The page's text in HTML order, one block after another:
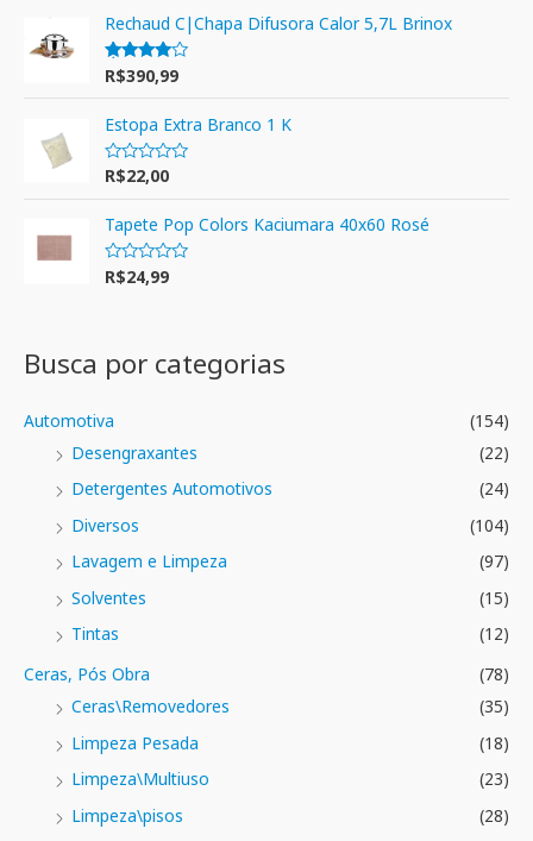
Rechaud C|Chapa Difusora Calor 5,7L Brinox
Avaliação
4.00
de 5
R$390,99
Estopa Extra Branco 1 K
A
l
i
a
ã
5
R$22,00
Tapete Pop Colors Kaciumara 40x60 Rosé
A
ç
ã
d
5
R$24,99
Busca por categorias
Automotiva
(154)
Desengraxantes
(22)
Detergentes Automotivos
(24)
Diversos
(104)
Lavagem e Limpeza
(97)
Solventes
(15)
Tintas
(12)
Ceras, Pós Obra
(78)
Ceras\Removedores
(35)
Limpeza Pesada
(18)
Limpeza\Multiuso
(23)
Limpeza\pisos
(28)